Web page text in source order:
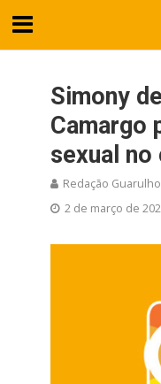
Simony
Camargo
sexual no
Redação
2 de março de